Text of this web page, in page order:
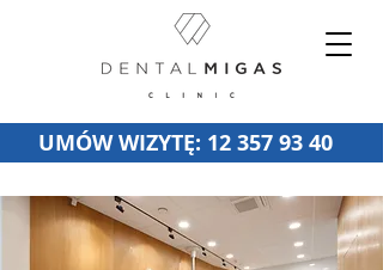
UMÓW WIZYTĘ: 12 357 93 40